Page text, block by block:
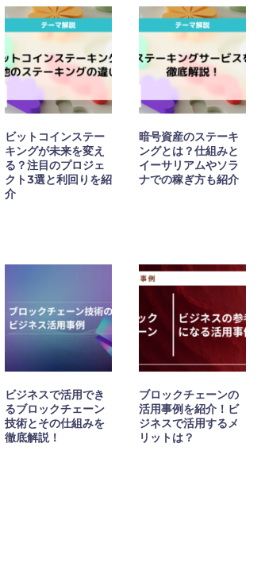
ビットコインステー
キングが未来を変え
る？注目のプロジェ
クト3選と利回りを紹
介
暗号資産のステーキ
ングとは？仕組みと
イーサリアムやソラ
ナでの稼ぎ方も紹介
ビジネスで活用でき
るブロックチェーン
技術とその仕組みを
徹底解説！
ブロックチェーンの
活用事例を紹介！ビ
ジネスで活用するメ
リットは？